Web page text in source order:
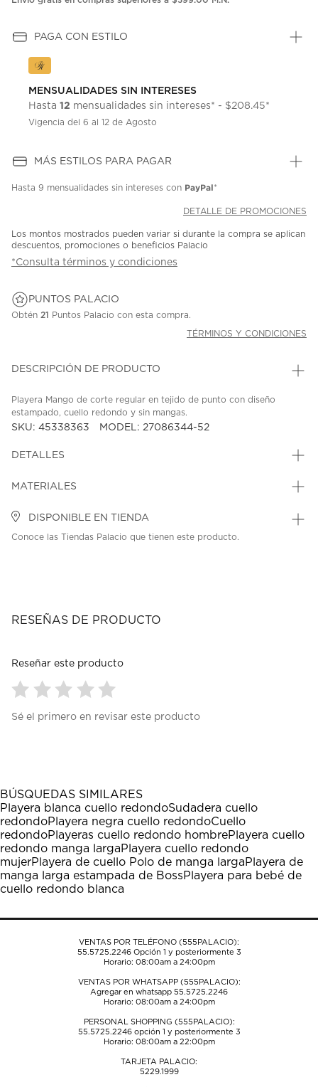
PAGA CON ESTILO
MENSUALIDADES SIN INTERESES
Hasta 12 mensualidades sin intereses* - $208.45*
Vigencia del 6 al 12 de Agosto
MÁS ESTILOS PARA PAGAR
Hasta 9 mensualidades sin intereses con PayPal*
DETALLE DE PROMOCIONES
Los montos mostrados pueden variar si durante la compra se aplican
descuentos, promociones o beneficios Palacio
*Consulta términos y condiciones
PUNTOS PALACIO
Obtén 21 Puntos Palacio con esta compra.
TÉRMINOS Y CONDICIONES
DESCRIPCIÓN DE PRODUCTO
Playera Mango de corte regular en tejido de punto con diseño
estampado, cuello redondo y sin mangas.
SKU: 45338363 MODEL: 27086344-52
DETALLES
MATERIALES
DISPONIBLE EN TIENDA
Conoce las Tiendas Palacio que tienen este producto.
RESEÑAS DE PRODUCTO
Reseñar este producto
para
1
estrella
Esta
acción
abrirá
el
formulario
de
envío.
para
estrellas.
Esta
acción
abrirá
el
formulario
de
envío.
para
estrellas.
Esta
acción
abrirá
el
formulario
de
envío.
para
estrellas.
Esta
acción
abrirá
el
formulario
de
envío.
para
estrellas.
Esta
acción
abrirá
el
formulario
de
envío.
Sé el primero en revisar este producto
BÚSQUEDAS SIMILARES
Playera blanca cuello redondoSudadera cuello
redondoPlayera negra cuello redondoCuello
redondoPlayeras cuello redondo hombrePlayera cuello
redondo manga largaPlayera cuello redondo
mujerPlayera de cuello Polo de manga largaPlayera de
manga larga estampada de BossPlayera para bebé de
cuello redondo blanca
VENTAS POR TELÉFONO (555PALACIO):
55.5725.2246Opción 1 y posteriormente 3
Horario: 08:00am a 24:00pm
VENTAS POR WHATSAPP (555PALACIO):
Agregar en whatsapp 55.5725.2246
Horario: 08:00am a 24:00pm
PERSONAL SHOPPING (555PALACIO):
55.5725.2246opción 1 y posteriormente 3
Horario: 08:00am a 22:00pm
TARJETA PALACIO:
5229.1999